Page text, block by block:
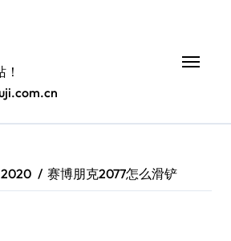
2020 赛博朋克2077怎么滑铲